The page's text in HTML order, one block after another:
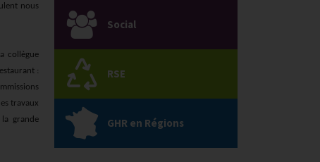
nous
collègue
:
travaux
grande
Social
RSE
GHR en Régions